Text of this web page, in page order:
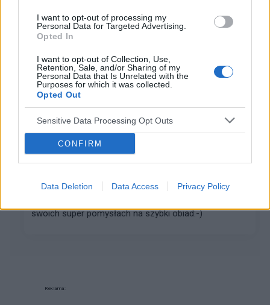
I want to opt-out of processing my
Personal Data for Targeted Advertising.
Opted In
I want to opt-out of Collection, Use,
Retention, Sale, and/or Sharing of my
Personal Data that Is Unrelated with the
Purposes for which it was collected.
Opted Out
Sensitive Data Processing Opt Outs
CONFIRM
Data Deletion Data Access Privacy Policy
Jak kupować buty
Przeczytaj komentowany artykuł: Jak kupować
pantofle. Nie ma nic lepszego niż ładny bucik leżący na
stopie. Szkoda tylko że tak drogie są te na...
gość
Dieta i odżywianie
Witajcie, też macie zawsze problem co tu ugotować
swoich super pomysłach na szybki obiad:-)
Reklama: